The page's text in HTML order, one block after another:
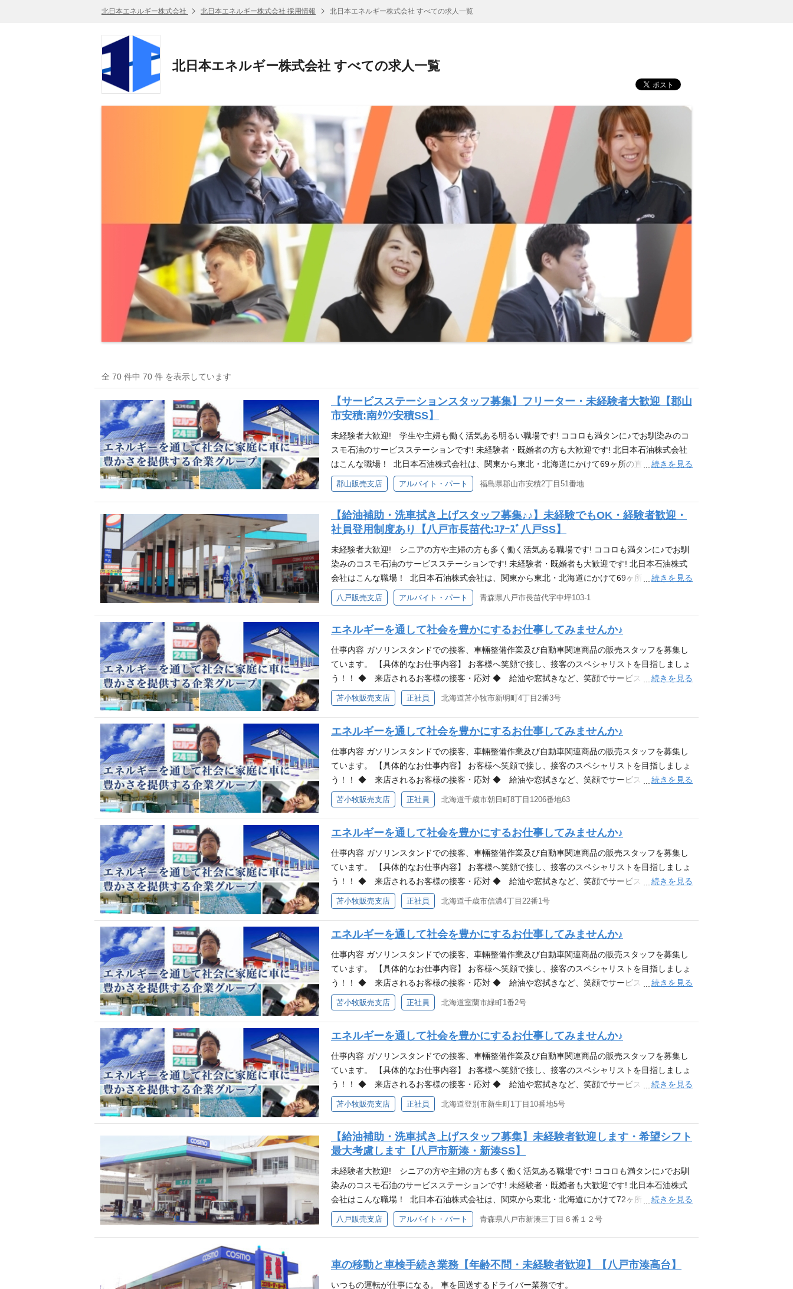
北日本エネルギー株式会社 北日本エネルギー株式会社 採用情報 北日本エネルギー株式会社 すべての求人一覧
北日本エネルギー株式会社 すべての求人一覧
全 70 件中 70 件 を表示しています
【サービスステーションスタッフ募集】フリーター・未経験者大歓迎【郡山
市安積:南ﾀｳﾝ安積SS】
未経験者大歓迎! 学生や主婦も働く活気ある明るい職場です! ココロも満タンに♪でお馴染みのコ
スモ石油のサービスステーションです! 未経験者・既婚者の方も大歓迎です! 北日本石油株式会社
はこんな職場！ 北日本石油株式会社は、関東から東北・北海道にかけて69ヶ所の直営サービスス
テーションを展開し、みなさまのカーライフをサポートしております。 そんな北日本石油株式会
社ではサービスステーションスタッフを募集しております。 サービスステーション勤務経験者は
続きを見る
郡山販売支店 アルバイト・パート 福島県郡山市安積2丁目51番地
【給油補助・洗車拭き上げスタッフ募集♪♪】未経験でもOK・経験者歓迎・
社員登用制度あり【八戸市長苗代:ﾕｱｰｽﾞ八戸SS】
未経験者大歓迎! シニアの方や主婦の方も多く働く活気ある職場です! ココロも満タンに♪でお馴
染みのコスモ石油のサービスステーションです! 未経験者・既婚者も大歓迎です! 北日本石油株式
会社はこんな職場！ 北日本石油株式会社は、関東から東北・北海道にかけて69ヶ所の直営サービ
スステーションを展開し、みなさまのカーライフをサポートしております。 そんな北日本石油株
式会社ではサービスステーションスタッフを募集しております。 サービスステーション勤務経験
続きを見る
八戸販売支店 アルバイト・パート 青森県八戸市長苗代字中坪103-1
エネルギーを通して社会を豊かにするお仕事してみませんか♪
仕事内容 ガソリンスタンドでの接客、車輛整備作業及び自動車関連商品の販売スタッフを募集し
ています。 【具体的なお仕事内容】 お客様へ笑顔で接し、接客のスペシャリストを目指しましょ
う！！ ◆ 来店されるお客様の接客・応対 ◆ 給油や窓拭きなど、笑顔でサービス ◆ カー用
品(タイヤ・洗車・車輌整備など)の販売 未経験の方は慣れない作業ばかりで戸惑う事も多いと思
いますが、先輩スタッフが丁寧にわかりやすく指導します。また、各種技能研修が充実しており
ますので安心して働ける職場です。 チームワークが抜群な職場なので、困った事があればサポー
トします。 働く環境 北日本石油株式会社は、関東から東北・北海道にかけて69ヶ所の直営サービ
スステーションを展開しており、みなさまのカーライフをサポートします。 そんな北日本石油株
式会社では今回ガソリンスタンドスタッフを募集しております。 ガソリンスタンド勤務未経験者
も、経験者も大歓迎です!! 一緒ににぎやかで活気あるお店にしていきませんか? 活かせる資格・
経験 ・整備士、危険物取扱者[乙４]などの資格 ・ディーラー、整備工場、SSでの経験 ・接客、販
売の経験 未経験者歓迎、経験者優遇 ※危険物資格や自動車整備士の資格は入社してからも受験
でき、資格取得に向けたフォロー（講習・取得費用の補助等）も行います。
続きを見る
苫小牧販売支店 正社員 北海道苫小牧市新明町4丁目2番3号
エネルギーを通して社会を豊かにするお仕事してみませんか♪
仕事内容 ガソリンスタンドでの接客、車輛整備作業及び自動車関連商品の販売スタッフを募集し
ています。 【具体的なお仕事内容】 お客様へ笑顔で接し、接客のスペシャリストを目指しましょ
う！！ ◆ 来店されるお客様の接客・応対 ◆ 給油や窓拭きなど、笑顔でサービス ◆ カー用
品(タイヤ・洗車・車輌整備など)の販売 未経験の方は慣れない作業ばかりで戸惑う事も多いと思
いますが、先輩スタッフが丁寧にわかりやすく指導します。また、各種技能研修が充実しており
ますので安心して働ける職場です。 チームワークが抜群な職場なので、困った事があればサポー
トします。 働く環境 北日本石油株式会社は、関東から東北・北海道にかけて６９ヶ所の直営サー
ビスステーションを展開しており、みなさまのカーライフをサポートします。 そんな北日本石油
株式会社では今回ガソリンスタンドスタッフを募集しております。 ガソリンスタンド勤務未経験
者も、経験者も大歓迎です!! 一緒ににぎやかで活気あるお店にしていきませんか? 活かせる資
格・経験 ・整備士、危険物取扱者[乙４]などの資格 ・ディーラー、整備工場、SSでの経験 ・接
客、販売の経験 未経験者歓迎、経験者優遇 ※危険物資格や自動車整備士の資格は入社してから
も受験でき、資格取得に向けたフォロー（講習・取得費用の補助等）も行います。
続きを見る
苫小牧販売支店 正社員 北海道千歳市朝日町8丁目1206番地63
エネルギーを通して社会を豊かにするお仕事してみませんか♪
仕事内容 ガソリンスタンドでの接客、車輛整備作業及び自動車関連商品の販売スタッフを募集し
ています。 【具体的なお仕事内容】 お客様へ笑顔で接し、接客のスペシャリストを目指しましょ
う！！ ◆ 来店されるお客様の接客・応対 ◆ 給油や窓拭きなど、笑顔でサービス ◆ カー用
品(タイヤ・洗車・車輌整備など)の販売 未経験の方は慣れない作業ばかりで戸惑う事も多いと思
いますが、先輩スタッフが丁寧にわかりやすく指導します。また、各種技能研修が充実しており
ますので安心して働ける職場です。 チームワークが抜群な職場なので、困った事があればサポー
トします。 働く環境 北日本石油株式会社は、関東から東北・北海道にかけて６９ヶ所の直営サー
ビスステーションを展開しており、みなさまのカーライフをサポートします。 そんな北日本石油
株式会社では今回ガソリンスタンドスタッフを募集しております。 ガソリンスタンド勤務未経験
者も、経験者も大歓迎です!! 一緒ににぎやかで活気あるお店にしていきませんか? 活かせる資
格・経験 ・整備士、危険物取扱者[乙４]などの資格 ・ディーラー、整備工場、SSでの経験 ・接
客、販売の経験 未経験者歓迎、経験者優遇 ※危険物資格や自動車整備士の資格は入社してから
も受験でき、資格取得に向けたフォロー（講習・取得費用の補助等）も行います。
続きを見る
苫小牧販売支店 正社員 北海道千歳市信濃4丁目22番1号
エネルギーを通して社会を豊かにするお仕事してみませんか♪
仕事内容 ガソリンスタンドでの接客、車輛整備作業及び自動車関連商品の販売スタッフを募集し
ています。 【具体的なお仕事内容】 お客様へ笑顔で接し、接客のスペシャリストを目指しましょ
う！！ ◆ 来店されるお客様の接客・応対 ◆ 給油や窓拭きなど、笑顔でサービス ◆ カー用
品(タイヤ・洗車・車輌整備など)の販売 未経験の方は慣れない作業ばかりで戸惑う事も多いと思
いますが、先輩スタッフが丁寧にわかりやすく指導します。また、各種技能研修が充実しており
ますので安心して働ける職場です。 チームワークが抜群な職場なので、困った事があればサポー
トします。 働く環境 北日本石油株式会社は、関東から東北・北海道にかけて６９ヶ所の直営サー
ビスステーションを展開しており、みなさまのカーライフをサポートします。 そんな北日本石油
株式会社では今回ガソリンスタンドスタッフを募集しております。 ガソリンスタンド勤務未経験
者も、経験者も大歓迎です!! 一緒ににぎやかで活気あるお店にしていきませんか? 活かせる資
格・経験 ・整備士、危険物取扱者[乙４]などの資格 ・ディーラー、整備工場、SSでの経験 ・接
客、販売の経験 未経験者歓迎、経験者優遇 ※危険物資格や自動車整備士の資格は入社してから
も受験でき、資格取得に向けたフォロー（講習・取得費用の補助等）も行います。
続きを見る
苫小牧販売支店 正社員 北海道室蘭市緑町1番2号
エネルギーを通して社会を豊かにするお仕事してみませんか♪
仕事内容 ガソリンスタンドでの接客、車輛整備作業及び自動車関連商品の販売スタッフを募集し
ています。 【具体的なお仕事内容】 お客様へ笑顔で接し、接客のスペシャリストを目指しましょ
う！！ ◆ 来店されるお客様の接客・応対 ◆ 給油や窓拭きなど、笑顔でサービス ◆ カー用
品(タイヤ・洗車・車輌整備など)の販売 未経験の方は慣れない作業ばかりで戸惑う事も多いと思
いますが、先輩スタッフが丁寧にわかりやすく指導します。また、各種技能研修が充実しており
ますので安心して働ける職場です。 チームワークが抜群な職場なので、困った事があればサポー
トします。 働く環境 北日本石油株式会社は、関東から東北・北海道にかけて６９ヶ所の直営サー
ビスステーションを展開しており、みなさまのカーライフをサポートします。 そんな北日本石油
株式会社では今回ガソリンスタンドスタッフを募集しております。 ガソリンスタンド勤務未経験
者も、経験者も大歓迎です!! 一緒ににぎやかで活気あるお店にしていきませんか? 活かせる資
格・経験 ・整備士、危険物取扱者[乙４]などの資格 ・ディーラー、整備工場、SSでの経験 ・接
客、販売の経験 未経験者歓迎、経験者優遇 ※危険物資格や自動車整備士の資格は入社してから
も受験でき、資格取得に向けたフォロー（講習・取得費用の補助等）も行います。
続きを見る
苫小牧販売支店 正社員 北海道登別市新生町1丁目10番地5号
【給油補助・洗車拭き上げスタッフ募集】未経験者歓迎します・希望シフト
最大考慮します【八戸市新湊・新湊SS】
未経験者大歓迎! シニアの方や主婦の方も多く働く活気ある職場です! ココロも満タンに♪でお馴
染みのコスモ石油のサービスステーションです! 未経験者・既婚者も大歓迎です! 北日本石油株式
会社はこんな職場！ 北日本石油株式会社は、関東から東北・北海道にかけて72ヶ所の直営サービ
スステーションを展開し、みなさまのカーライフをサポートしております。 そんな北日本石油株
式会社ではサービスステーションの事務フロントスタッフを募集しております。 経験者はもちろ
続きを見る
八戸販売支店 アルバイト・パート 青森県八戸市新湊三丁目６番１２号
車の移動と車検手続き業務【年齢不問・未経験者歓迎】【八戸市湊高台】
いつもの運転が仕事になる。 車を回送するドライバー業務です。